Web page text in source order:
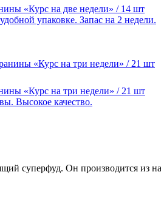
«Курс на две недели» / 14 шт
упаковке. Запас на 2 недели.
«Курс на три недели» / 21 шт
Высокое качество.
суперфуд. Он производится из